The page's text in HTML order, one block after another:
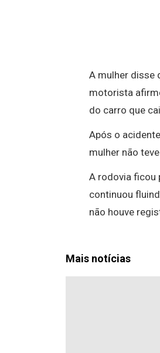
A mulher disse
motorista
do carro que
Após o
mulher não
A rodovia ficou
continuou
não houve
Mais notícias